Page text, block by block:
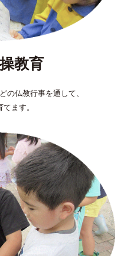
教育
の仏教行事を通して、
ます。